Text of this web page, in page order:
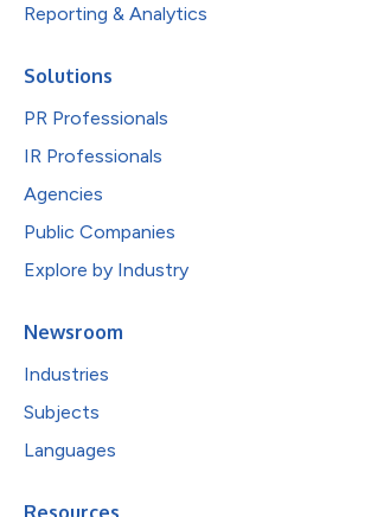
Reporting & Analytics
Solutions
PR Professionals
IR Professionals
Agencies
Public Companies
Explore by Industry
Newsroom
Industries
Subjects
Languages
Resources